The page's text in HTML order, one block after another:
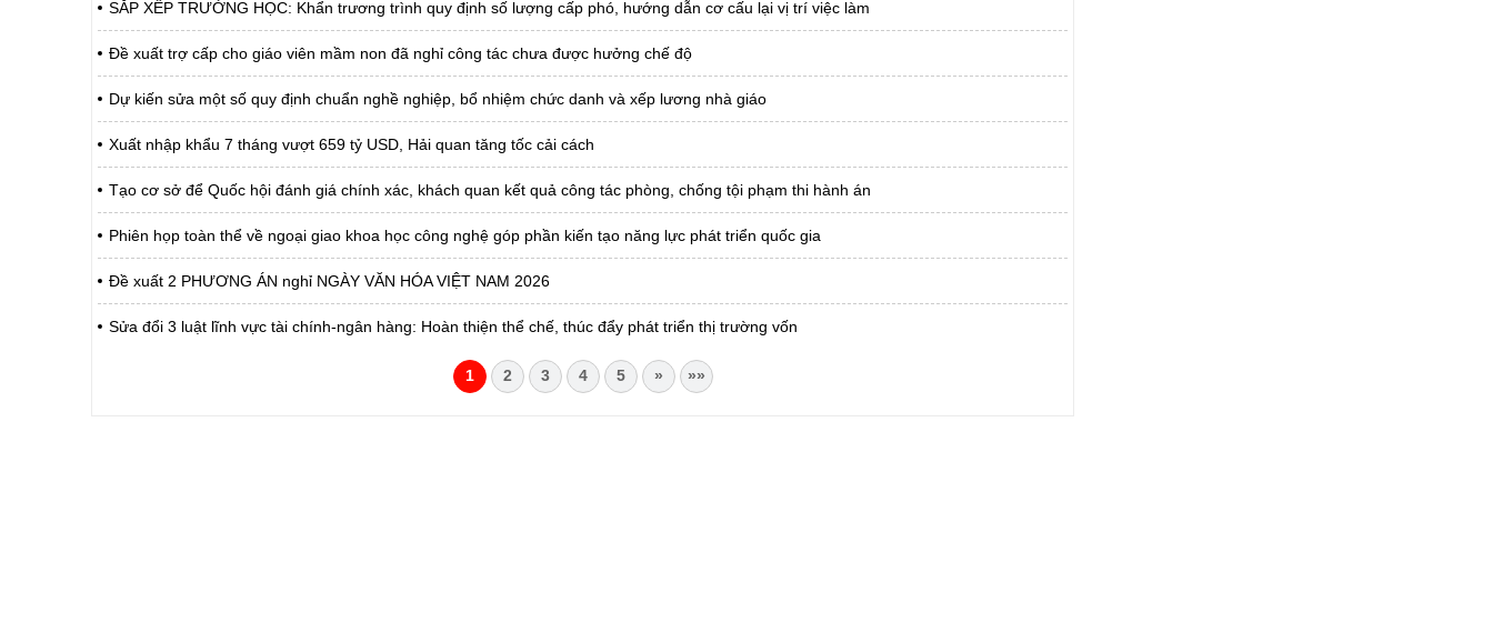
SẮP XẾP TRƯỜNG HỌC: Khẩn trương trình quy định số lượng cấp phó, hướng dẫn cơ cấu lại vị trí việc làm
Đề xuất trợ cấp cho giáo viên mầm non đã nghỉ công tác chưa được hưởng chế độ
Dự kiến sửa một số quy định chuẩn nghề nghiệp, bổ nhiệm chức danh và xếp lương nhà giáo
Xuất nhập khẩu 7 tháng vượt 659 tỷ USD, Hải quan tăng tốc cải cách
Tạo cơ sở để Quốc hội đánh giá chính xác, khách quan kết quả công tác phòng, chống tội phạm thi hành án
Phiên họp toàn thể về ngoại giao khoa học công nghệ góp phần kiến tạo năng lực phát triển quốc gia
Đề xuất 2 PHƯƠNG ÁN nghỉ NGÀY VĂN HÓA VIỆT NAM 2026
Sửa đổi 3 luật lĩnh vực tài chính-ngân hàng: Hoàn thiện thể chế, thúc đẩy phát triển thị trường vốn
1 2 3 4 5 » »»